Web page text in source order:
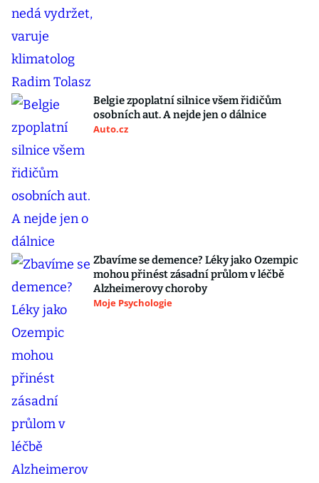
Belgie zpoplatní silnice všem řidičům
osobních aut. A nejde jen o dálnice
Auto.cz
Zbavíme se demence? Léky jako Ozempic
mohou přinést zásadní průlom v léčbě
Alzheimerovy choroby
Moje Psychologie